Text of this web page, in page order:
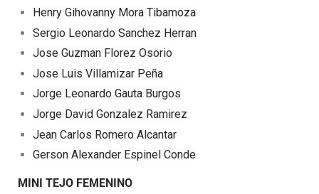
Henry Gihovanny Mora Tibamoza
Sergio Leonardo Sanchez Herran
Jose Guzman Florez Osorio
Jose Luis Villamizar Peña
Jorge Leonardo Gauta Burgos
Jorge David Gonzalez Ramirez
Jean Carlos Romero Alcantar
Gerson Alexander Espinel Conde
MINI TEJO FEMENINO